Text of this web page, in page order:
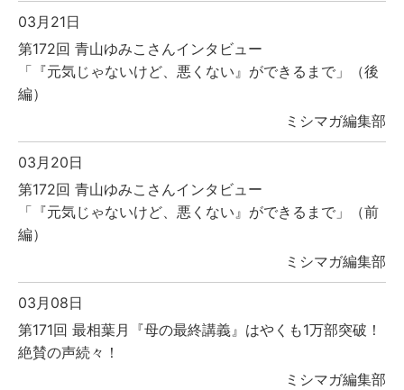
03月21日
第172回 青山ゆみこさんインタビュー
「『元気じゃないけど、悪くない』ができるまで」（後
編）
ミシマガ編集部
03月20日
第172回 青山ゆみこさんインタビュー
「『元気じゃないけど、悪くない』ができるまで」（前
編）
ミシマガ編集部
03月08日
第171回 最相葉月『母の最終講義』はやくも1万部突破！
絶賛の声続々！
ミシマガ編集部